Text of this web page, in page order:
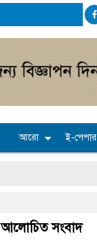
আরো ই-পেপার
আলোচিত সংবাদ